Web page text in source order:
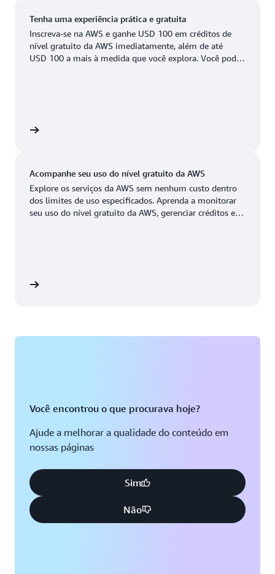
Oeste dos EUA (Oregon)
Available Em breve
Boston, Massachusetts
Chicago, Illinois
Denver, Colorado
Houston, Texas
Jacksonville, Flórida
Newark, Nova Jersey
Palo Alto, Califórnia
Phoenix, Arizona
San José, Califórnia
Seattle, Washington
Washington D.C.
Tenha uma experiência prática e gratuita
Inscreva-se na AWS e ganhe USD 100 em créditos de
nível gratuito da AWS imediatamente, além de até
USD 100 a mais à medida que você explora. Você pode
Acompanhe seu uso do nível gratuito da AWS
Explore os serviços da AWS sem nenhum custo dentro
dos limites de uso especificados. Aprenda a monitorar
seu uso do nível gratuito da AWS, gerenciar créditos e
Você encontrou o que procurava hoje?
Ajude a melhorar a qualidade do conteúdo em
nossas páginas
Sim
Não